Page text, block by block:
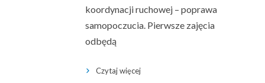
koordynacji ruchowej – poprawa
samopoczucia. Pierwsze zajęcia
odbędą
Czytaj więcej